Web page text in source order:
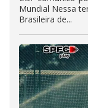
Mundial Nessa
Brasileira de...